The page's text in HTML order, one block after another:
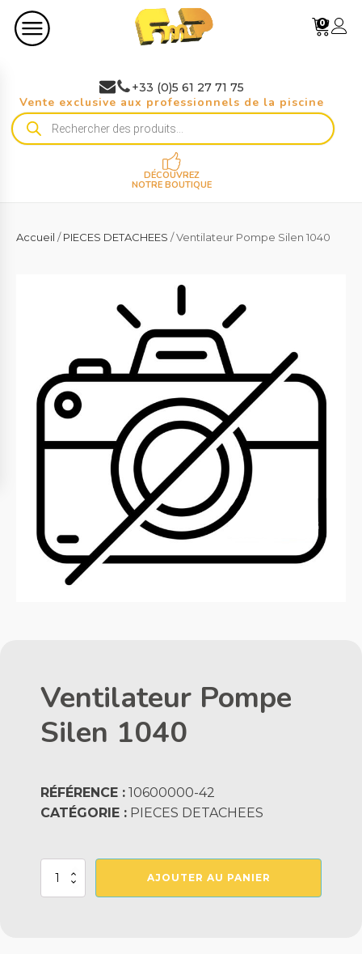
0
+33 (0)5 61 27 71 75
Vente exclusive aux professionnels de la piscine
Recherche
de
DÉCOUVREZ
NOTRE BOUTIQUE
Accueil /PIECES DETACHEES / Ventilateur Pompe Silen 1040
Ventilateur Pompe
Silen 1040
RÉFÉRENCE : 10600000-42
CATÉGORIE : PIECES DETACHEES
quantité
AJOUTER AU PANIER